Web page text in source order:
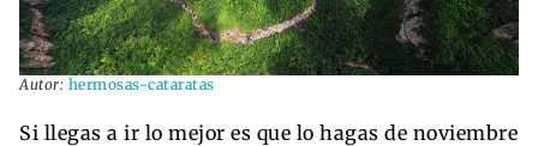
Autor: hermosas-cataratas
Si llegas a ir lo mejor es que lo hagas de noviembre